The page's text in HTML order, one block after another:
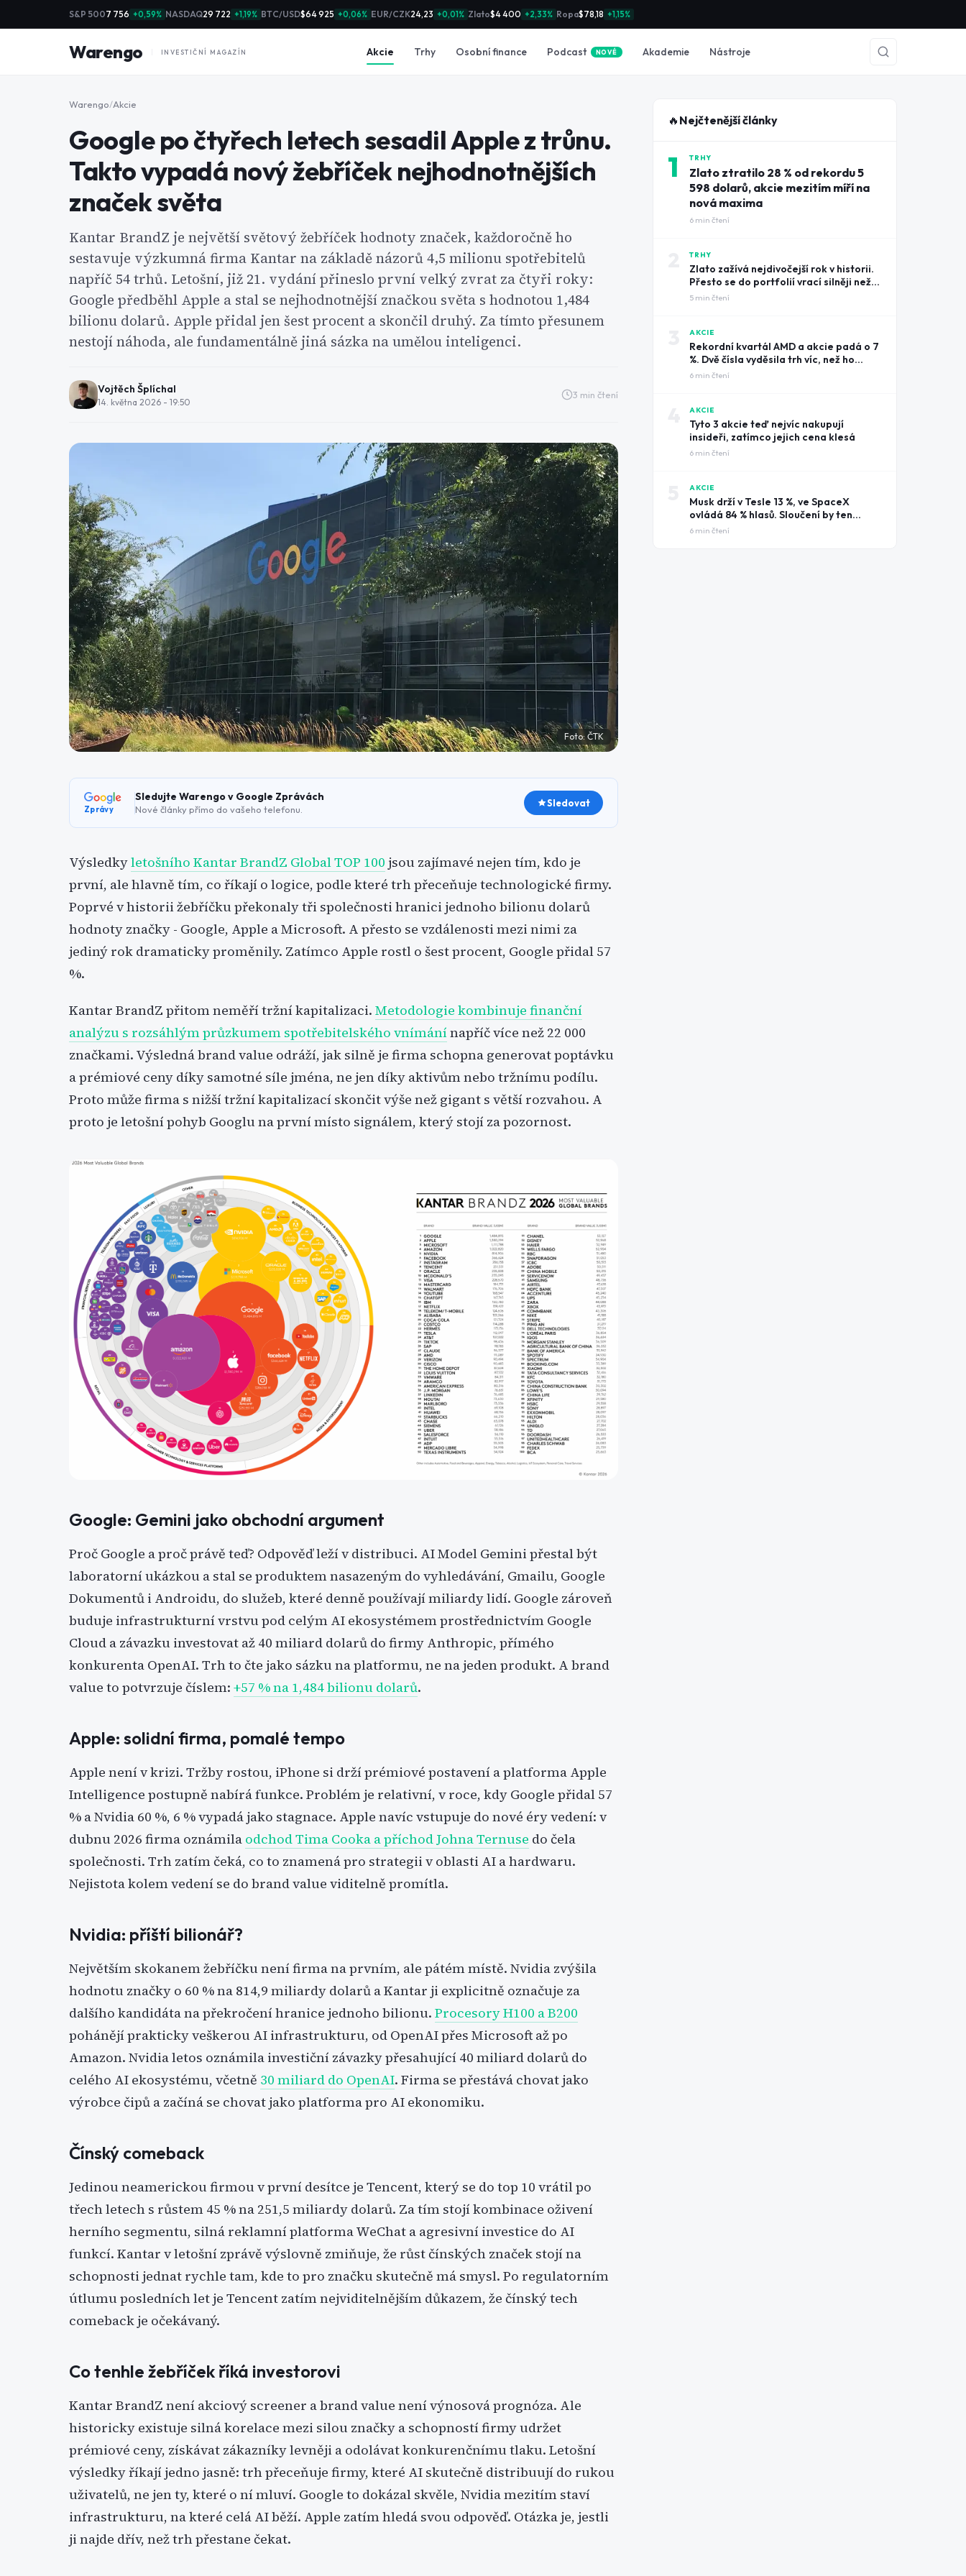
S&P 5007 756 +0,59% NASDAQ29 722 +1,19% BTC/USD$64 925 +0,06% EUR/CZK24,23 +0,01% Zlato$4 400 +2,33% Ropa$78,18 +1,15%
Warengo INVESTIČNÍ MAGAZÍN Akcie Trhy Osobní finance Podcast NOVÉ Akademie Nástroje
Warengo/Akcie
Google po čtyřech letech sesadil Apple z trůnu.
Takto vypadá nový žebříček nejhodnotnějších
značek světa
Kantar BrandZ je největší světový žebříček hodnoty značek, každoročně ho
sestavuje výzkumná firma Kantar na základě názorů 4,5 milionu spotřebitelů
napříč 54 trhů. Letošní, již 21. vydání přineslo první velký zvrat za čtyři roky:
Google předběhl Apple a stal se nejhodnotnější značkou světa s hodnotou 1,484
bilionu dolarů. Apple přidal jen šest procent a skončil druhý. Za tímto přesunem
nestojí náhoda, ale fundamentálně jiná sázka na umělou inteligenci.
Vojtěch Šplíchal
14. května 2026 - 19:50
3 min čtení
Foto: ČTK
Zprávy
Sledujte Warengo v Google Zprávách
Nové články přímo do vašeho telefonu.
Sledovat
Výsledkyletošního Kantar BrandZ Global TOP 100 jsou zajímavé nejen tím, kdo je
první, ale hlavně tím, co říkají o logice, podle které trh přeceňuje technologické firmy.
Poprvé v historii žebříčku překonaly tři společnosti hranici jednoho bilionu dolarů
hodnoty značky - Google, Apple a Microsoft. A přesto se vzdálenosti mezi nimi za
jediný rok dramaticky proměnily. Zatímco Apple rostl o šest procent, Google přidal 57
%.
Kantar BrandZ přitom neměří tržní kapitalizaci. Metodologie kombinuje finanční
analýzu s rozsáhlým průzkumem spotřebitelského vnímánínapříč více než 22 000
značkami. Výsledná brand value odráží, jak silně je firma schopna generovat poptávku
a prémiové ceny díky samotné síle jména, ne jen díky aktivům nebo tržnímu podílu.
Proto může firma s nižší tržní kapitalizací skončit výše než gigant s větší rozvahou. A
proto je letošní pohyb Googlu na první místo signálem, který stojí za pozornost.
Google: Gemini jako obchodní argument
Proč Google a proč právě teď? Odpověď leží v distribuci. AI Model Gemini přestal být
laboratorní ukázkou a stal se produktem nasazeným do vyhledávání, Gmailu, Google
Dokumentů i Androidu, do služeb, které denně používají miliardy lidí. Google zároveň
buduje infrastrukturní vrstvu pod celým AI ekosystémem prostřednictvím Google
Cloud a závazku investovat až 40 miliard dolarů do firmy Anthropic, přímého
konkurenta OpenAI. Trh to čte jako sázku na platformu, ne na jeden produkt. A brand
value to potvrzuje číslem: +57 % na 1,484 bilionu dolarů.
Apple: solidní firma, pomalé tempo
Apple není v krizi. Tržby rostou, iPhone si drží prémiové postavení a platforma Apple
Intelligence postupně nabírá funkce. Problém je relativní, v roce, kdy Google přidal 57
% a Nvidia 60 %, 6 % vypadá jako stagnace. Apple navíc vstupuje do nové éry vedení: v
dubnu 2026 firma oznámila odchod Tima Cooka a příchod Johna Ternuse do čela
společnosti. Trh zatím čeká, co to znamená pro strategii v oblasti AI a hardwaru.
Nejistota kolem vedení se do brand value viditelně promítla.
Nvidia: příští bilionář?
Největším skokanem žebříčku není firma na prvním, ale pátém místě. Nvidia zvýšila
hodnotu značky o 60 % na 814,9 miliardy dolarů a Kantar ji explicitně označuje za
dalšího kandidáta na překročení hranice jednoho bilionu. Procesory H100 a B200
pohánějí prakticky veškerou AI infrastrukturu, od OpenAI přes Microsoft až po
Amazon. Nvidia letos oznámila investiční závazky přesahující 40 miliard dolarů do
celého AI ekosystému, včetně 30 miliard do OpenAI. Firma se přestává chovat jako
výrobce čipů a začíná se chovat jako platforma pro AI ekonomiku.
Čínský comeback
Jedinou neamerickou firmou v první desítce je Tencent, který se do top 10 vrátil po
třech letech s růstem 45 % na 251,5 miliardy dolarů. Za tím stojí kombinace oživení
herního segmentu, silná reklamní platforma WeChat a agresivní investice do AI
funkcí. Kantar v letošní zprávě výslovně zmiňuje, že růst čínských značek stojí na
schopnosti jednat rychle tam, kde to pro značku skutečně má smysl. Po regulatorním
útlumu posledních let je Tencent zatím nejviditelnějším důkazem, že čínský tech
comeback je očekávaný.
Co tenhle žebříček říká investorovi
Kantar BrandZ není akciový screener a brand value není výnosová prognóza. Ale
historicky existuje silná korelace mezi silou značky a schopností firmy udržet
prémiové ceny, získávat zákazníky levněji a odolávat konkurenčnímu tlaku. Letošní
výsledky říkají jedno jasně: trh přeceňuje firmy, které AI skutečně distribuují do rukou
uživatelů, ne jen ty, které o ní mluví. Google to dokázal skvěle, Nvidia mezitím staví
infrastrukturu, na které celá AI běží. Apple zatím hledá svou odpověď. Otázka je, jestli
ji najde dřív, než trh přestane čekat.
🔥 Nejčtenější články
1 TRHY
Zlato ztratilo 28 % od rekordu 5
598 dolarů, akcie mezitím míří na
nová maxima
6 min čtení
TRHY
Zlato zažívá nejdivočejší rok v historii.
Přesto se do portfolií vrací silněji než
kdy dřív
5 min čtení
AKCIE
Rekordní kvartál AMD a akcie padá o 7
%. Dvě čísla vyděsila trh víc, než ho
potěšily tržby
6 min čtení
AKCIE
Tyto 3 akcie teď nejvíc nakupují
insideři, zatímco jejich cena klesá
6 min čtení
AKCIE
Musk drží v Tesle 13 %, ve SpaceX
ovládá 84 % hlasů. Sloučení by ten
rozdíl smazalo
6 min čtení